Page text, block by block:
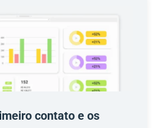
contato e os